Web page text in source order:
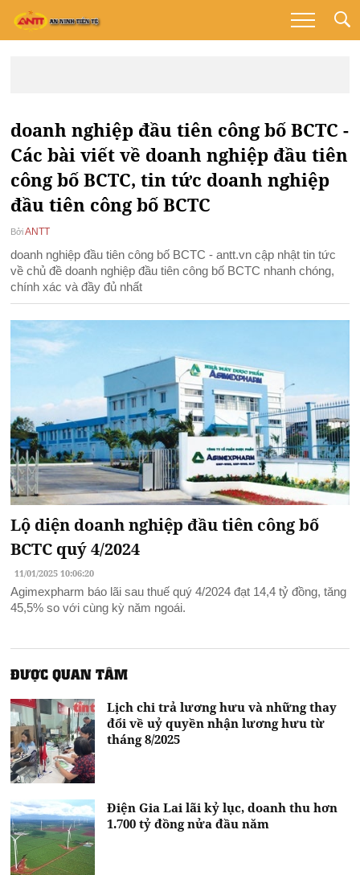
doanh nghiệp đầu tiên công bố BCTC -
Các bài viết về doanh nghiệp đầu tiên
công bố BCTC, tin tức doanh nghiệp
đầu tiên công bố BCTC
Bởi ANTT
doanh nghiệp đầu tiên công bố BCTC - antt.vn cập nhật tin tức
về chủ đề doanh nghiệp đầu tiên công bố BCTC nhanh chóng,
chính xác và đầy đủ nhất
Lộ diện doanh nghiệp đầu tiên công bố
BCTC quý 4/2024
11/01/2025 10:06:20
Agimexpharm báo lãi sau thuế quý 4/2024 đạt 14,4 tỷ đồng, tăng
45,5% so với cùng kỳ năm ngoái.
ĐƯỢC QUAN TÂM
Lịch chi trả lương hưu và những thay
đổi về uỷ quyền nhận lương hưu từ
tháng 8/2025
Điện Gia Lai lãi kỷ lục, doanh thu hơn
1.700 tỷ đồng nửa đầu năm